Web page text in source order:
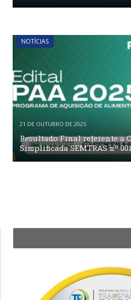
NOTÍCIAS
21 DE OUTUBRO DE 2025
Resultado Final referente à
Simplificada SEMTRAS nº